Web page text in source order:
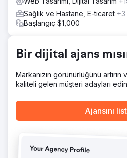
Sonuç
Bu iyileştirmeler, daha sorunsuz
yolculuğunu basitleştirerek ve site
iyileştirerek, Stanley daha verimli
Sağlık ve Hastane, E-ticaret +3
Başlangıç $1,000
Bir dijital ajans
Markanızın görünürlüğünü artırın
kaliteli gelen müşteri adayları
Ajansını